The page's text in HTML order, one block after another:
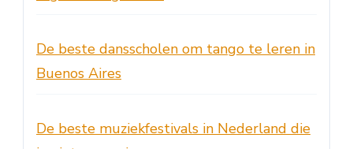
De beste dansscholen om tango te leren in
Buenos Aires
De beste muziekfestivals in Nederland die